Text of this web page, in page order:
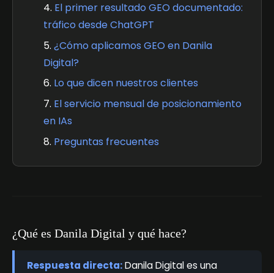
El primer resultado GEO documentado:
tráfico desde ChatGPT
¿Cómo aplicamos GEO en Danila
Digital?
Lo que dicen nuestros clientes
El servicio mensual de posicionamiento
en IAs
Preguntas frecuentes
¿Qué es Danila Digital y qué hace?
Respuesta directa:Danila Digital es una